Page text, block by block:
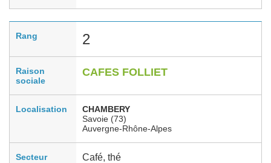
Rang 2
Raison
sociale
CAFES FOLLIET
Localisation
CHAMBERY
Savoie (73)
Auvergne-Rhône-Alpes
Secteur Café, thé